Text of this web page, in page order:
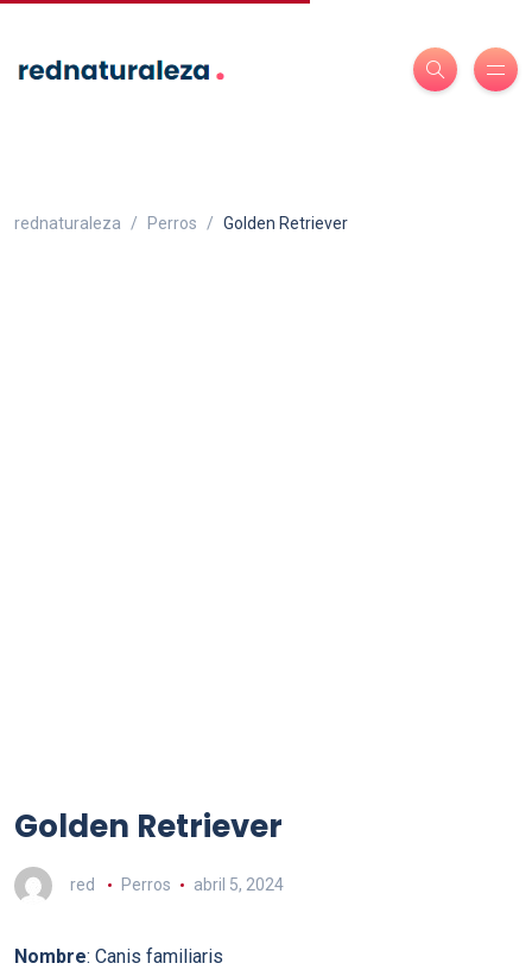
rednaturaleza Perros Golden Retriever
Golden Retriever
red Perros abril 5, 2024
Nombre: Canis familiaris